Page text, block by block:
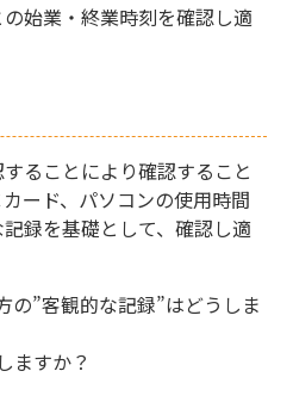
始業・終業時刻を確認し適
ることにより確認すること
ード、パソコンの使用時間
録を基礎として、確認し適
の”客観的な記録”はどうしま
ますか？